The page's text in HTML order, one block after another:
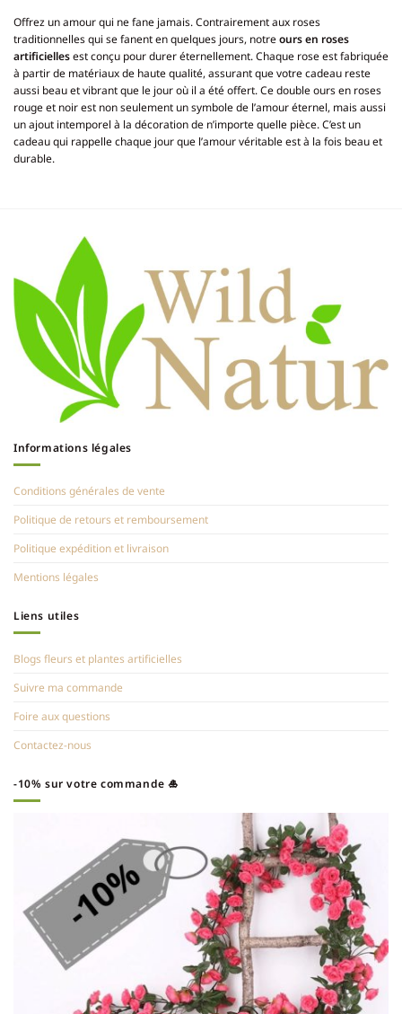
Offrez un amour qui ne fane jamais. Contrairement aux roses
traditionnelles qui se fanent en quelques jours, notreours en roses
artificiellesest conçu pour durer éternellement. Chaque rose est fabriquée
à partir de matériaux de haute qualité, assurant que votre cadeau reste
aussi beau et vibrant que le jour où il a été offert. Ce double ours en roses
rouge et noir est non seulement un symbole de l’amour éternel, mais aussi
un ajout intemporel à la décoration de n’importe quelle pièce. C’est un
cadeau qui rappelle chaque jour que l’amour véritable est à la fois beau et
durable.
Informations légales
Conditions générales de vente
Politique de retours et remboursement
Politique expédition et livraison
Mentions légales
Liens utiles
Blogs fleurs et plantes artificielles
Suivre ma commande
Foire aux questions
Contactez-nous
-10% sur votre commande 🎍